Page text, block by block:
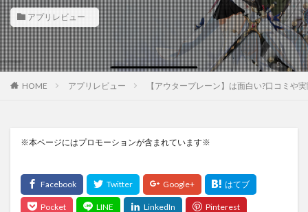
アプリレビュー
HOME アプリレビュー 【アウタープレーン】は面白い?口コミや
※本ページにはプロモーションが含まれています※